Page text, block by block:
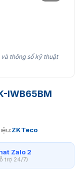
thông số kỹ thuật
IWB65BM
ZKTeco
Zalo 2
trợ 24/7)